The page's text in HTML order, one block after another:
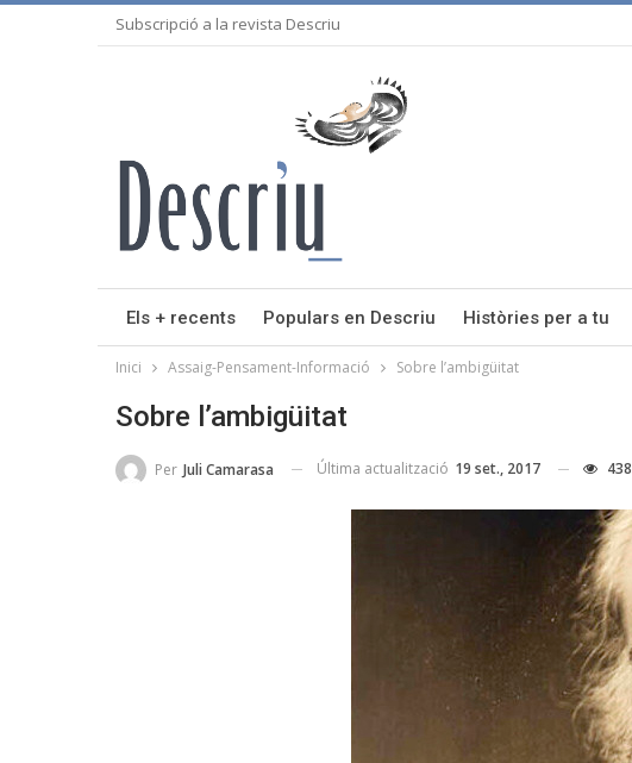
Subscripció a la revista Descriu
Els + recents Populars en Descriu Històries per a tu
Inici Assaig-Pensament-Informació Sobre l’ambigüitat
Sobre l’ambigüitat
Per Juli Camarasa Última actualització 19 set., 2017 438